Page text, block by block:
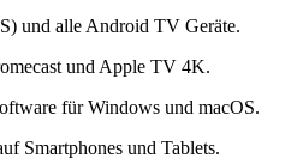
und alle Android TV Geräte.
und Apple TV 4K.
für Windows und macOS.
Smartphones und Tablets.